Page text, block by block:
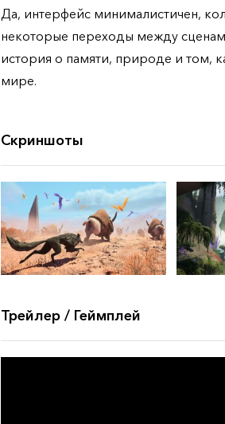
Да, интерфейс минималистичен,
некоторые переходы между
история о памяти, природе и том,
мире.
Скриншоты
Трейлер / Геймплей